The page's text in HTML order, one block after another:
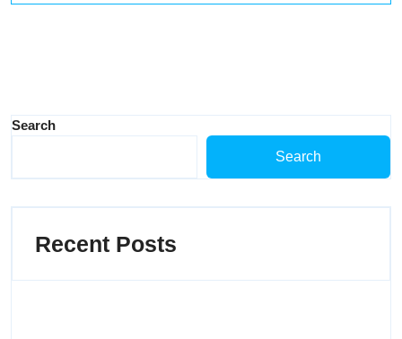
Search
Search
Recent Posts